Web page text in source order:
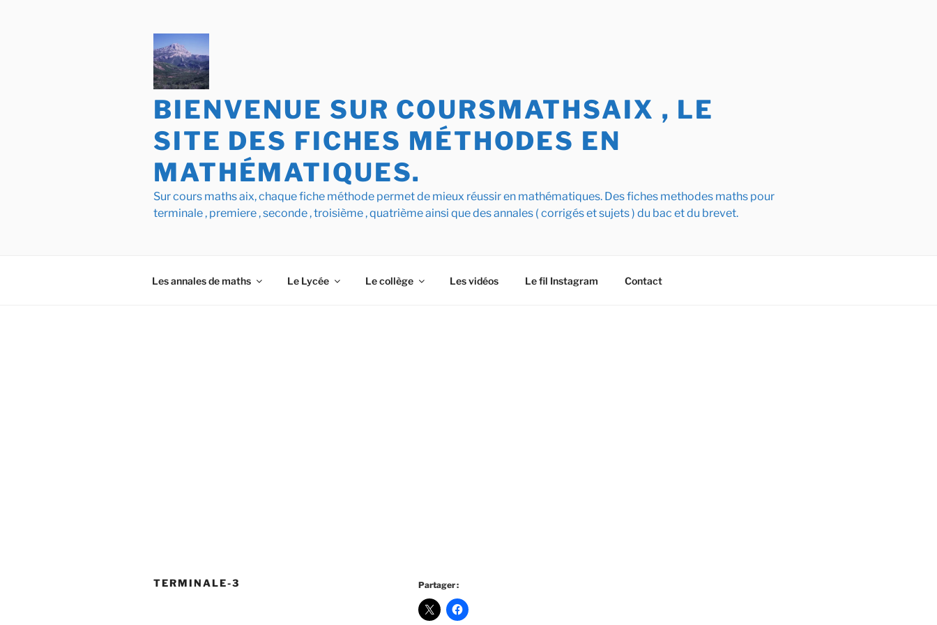
BIENVENUE SUR COURSMATHSAIX , LE
SITE DES FICHES MÉTHODES EN
MATHÉMATIQUES.
Sur cours maths aix, chaque fiche méthode permet de mieux réussir en mathématiques. Des fiches methodes maths pour
terminale , premiere , seconde , troisième , quatrième ainsi que des annales ( corrigés et sujets ) du bac et du brevet.
Les annales de maths Le Lycée Le collège Les vidéos Le fil Instagram Contact
TERMINALE-3 Partager :